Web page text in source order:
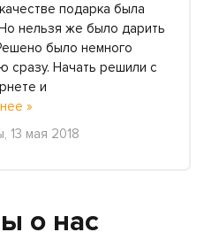
подарка была
нельзя же было дарить
было немного
сразу. Начать решили с
и
»
13 мая 2018
о нас